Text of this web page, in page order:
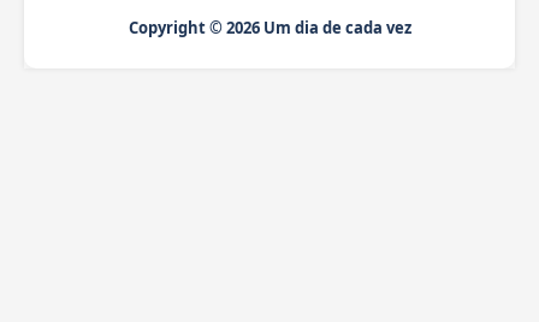
Copyright ©2026 Um dia de cada vez